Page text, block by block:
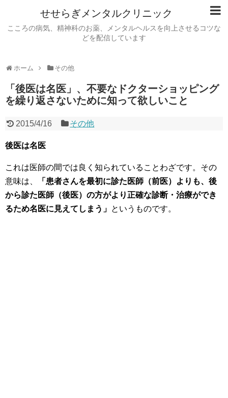
せせらぎメンタルクリニック
こころの病気、精神科のお薬、メンタルヘルスを向上させるコツな
どを配信しています
ホーム その他
「後医は名医」、不要なドクターショッピング
を繰り返さないために知って欲しいこと
2015/4/16 その他
後医は名医
これは医師の間では良く知られていることわざです。その
意味は、
「患者さんを最初に診た医師（前医）よりも、後
から診た医師（後医）の方がより正確な診断・治療ができ
るため名医に見えてしまう」 というものです。